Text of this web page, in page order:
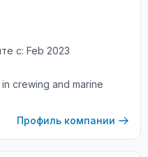
с: Feb 2023
crewing and marine
Профиль компании